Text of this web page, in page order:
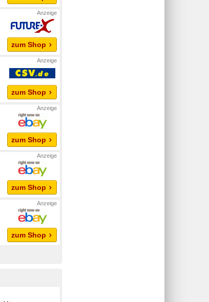
zum Shop
zum Shop
zum Shop
zum Shop
zum Shop